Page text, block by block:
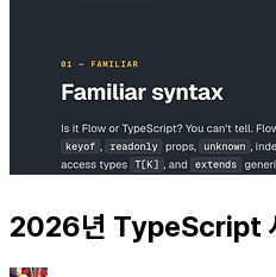
2026년 TypeScript